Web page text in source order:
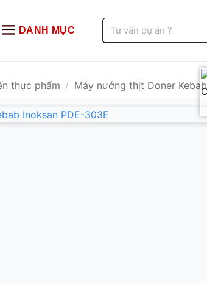
DANH MỤC
kiếm:
thực phẩm / Máy nướng thịt Doner Kebab